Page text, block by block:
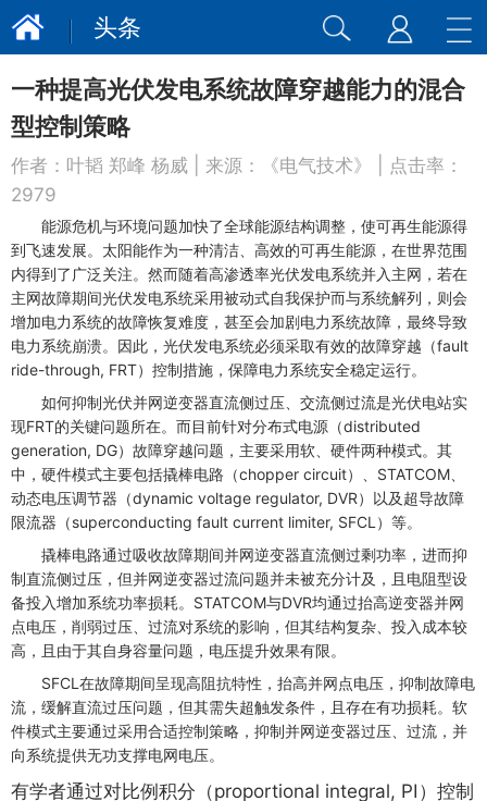
头条
一种提高光伏发电系统故障穿越能力的混合
型控制策略
作者： 叶韬 郑峰 杨威 | 来源： 《电气技术》
| 点击率：
2979
能源危机与环境问题加快了全球能源结构调整，使可再生能源得
到飞速发展。太阳能作为一种清洁、高效的可再生能源，在世界范围
内得到了广泛关注。然而随着高渗透率光伏发电系统并入主网，若在
主网故障期间光伏发电系统采用被动式自我保护而与系统解列，则会
增加电力系统的故障恢复难度，甚至会加剧电力系统故障，最终导致
电力系统崩溃。因此，光伏发电系统必须采取有效的故障穿越（fault
ride-through, FRT）控制措施，保障电力系统安全稳定运行。
如何抑制光伏并网逆变器直流侧过压、交流侧过流是光伏电站实
现FRT的关键问题所在。而目前针对分布式电源（distributed
generation, DG）故障穿越问题，主要采用软、硬件两种模式。其
中，硬件模式主要包括撬棒电路（chopper circuit）、STATCOM、
动态电压调节器（dynamic voltage regulator, DVR）以及超导故障
限流器（superconducting fault current limiter, SFCL）等。
撬棒电路通过吸收故障期间并网逆变器直流侧过剩功率，进而抑
制直流侧过压，但并网逆变器过流问题并未被充分计及，且电阻型设
备投入增加系统功率损耗。STATCOM与DVR均通过抬高逆变器并网
点电压，削弱过压、过流对系统的影响，但其结构复杂、投入成本较
高，且由于其自身容量问题，电压提升效果有限。
SFCL在故障期间呈现高阻抗特性，抬高并网点电压，抑制故障电
流，缓解直流过压问题，但其需失超触发条件，且存在有功损耗。软
件模式主要通过采用合适控制策略，抑制并网逆变器过压、过流，并
向系统提供无功支撑电网电压。
有学者通过对比例积分（proportional integral, PI）控制